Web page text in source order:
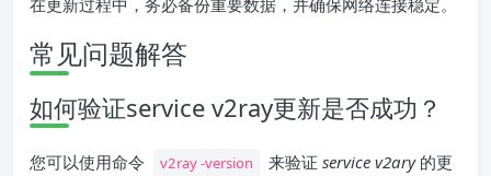
在更新过程中，务必备份重要数据，并确保网络连接稳定。
常见问题解答
如何验证service v2ray更新是否成功？
您可以使用命令 v2ray -version 来验证 service v2ary的更